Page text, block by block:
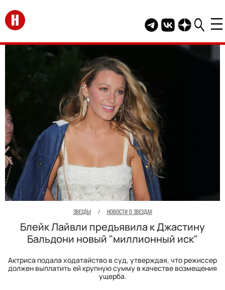
Перейти на главную
Telegram канал
Группа HELLO
Канал
ЗВЕЗДЫ / НОВОСТИ О ЗВЕЗДАХ
Блейк Лайвли предъявила к Джастину
Бальдони новый "миллионный иск"
Актриса подала ходатайство в суд, утверждая, что режиссер
должен выплатить ей крупную сумму в качестве возмещения
ущерба.